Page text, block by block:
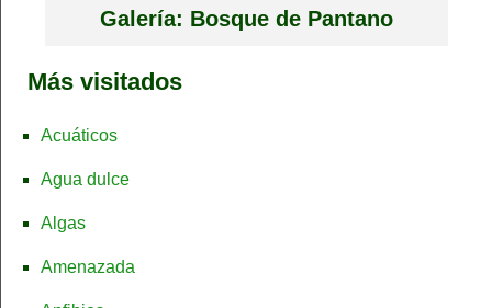
Galería: Bosque de Pantano
Más visitados
Acuáticos
Agua dulce
Algas
Amenazada